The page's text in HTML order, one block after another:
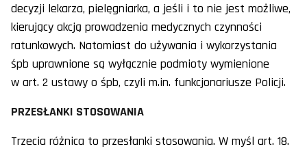
decyzji lekarza, pielęgniarka, a jeśli i to nie jest możliwe,
kierujący akcją prowadzenia medycznych czynności
ratunkowych. Natomiast do używania i wykorzystania
śpb uprawnione są wyłącznie podmioty wymienione
w art. 2 ustawy o śpb, czyli m.in. funkcjonariusze Policji.
PRZESŁANKI STOSOWANIA
Trzecia różnica to przesłanki stosowania. W myśl art. 18.